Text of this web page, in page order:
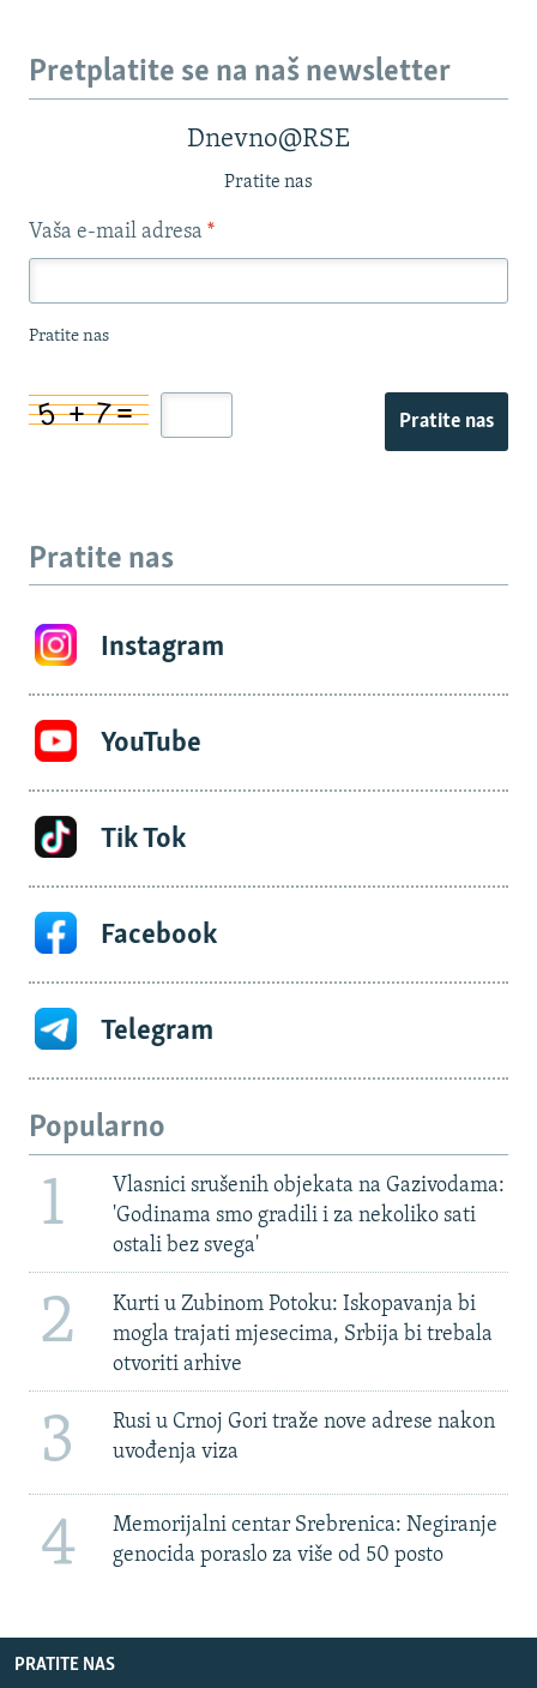
Pretplatite se na naš newsletter
Dnevno@RSE
Pratite nas
Vaša e-mail adresa *
Pratite nas
Pratite nas
Pratite nas
Instagram
YouTube
Tik Tok
Facebook
Telegram
Popularno
1
Vlasnici srušenih objekata na Gazivodama:
'Godinama smo gradili i za nekoliko sati
ostali bez svega'
2
Kurti u Zubinom Potoku: Iskopavanja bi
mogla trajati mjesecima, Srbija bi trebala
otvoriti arhive
3
Rusi u Crnoj Gori traže nove adrese nakon
uvođenja viza
4
Memorijalni centar Srebrenica: Negiranje
genocida poraslo za više od 50 posto
PRATITE NAS